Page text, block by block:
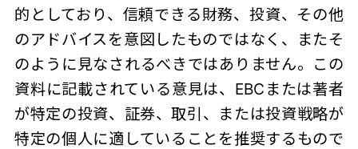
的としており、信頼できる財務、投資、その他
のアドバイスを意図したものではなく、またそ
のように見なされるべきではありません。この
資料に記載されている意見は、EBCまたは著者
が特定の投資、証券、取引、または投資戦略が
特定の個人に適していることを推奨するもので